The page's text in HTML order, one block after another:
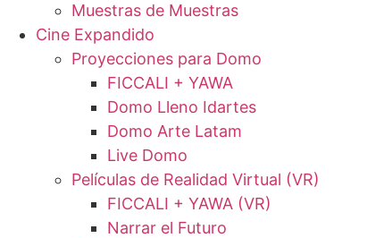
Muestras de Muestras
Cine Expandido
Proyecciones para Domo
FICCALI + YAWA
Domo Lleno Idartes
Domo Arte Latam
Live Domo
Películas de Realidad Virtual (VR)
FICCALI + YAWA (VR)
Narrar el Futuro